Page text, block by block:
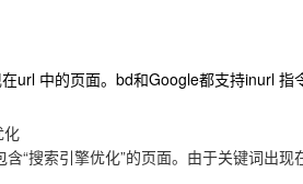
url 中的页面。bd和Google都支持inurl 指
化
“搜索引擎优化”的页面。由于关键词出